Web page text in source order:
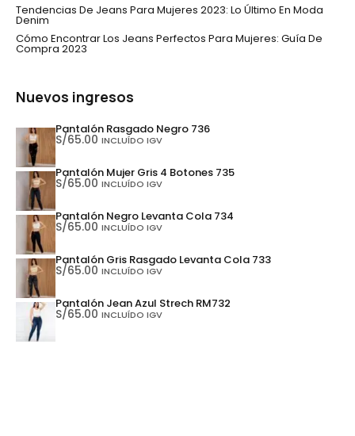
Tendencias De Jeans Para Mujeres 2023: Lo Último En Moda
Denim
Cómo Encontrar Los Jeans Perfectos Para Mujeres: Guía De
Compra 2023
Nuevos ingresos
Pantalón Rasgado Negro 736
S/65.00 INCLUÍDO IGV
Pantalón Mujer Gris 4 Botones 735
S/65.00 INCLUÍDO IGV
Pantalón Negro Levanta Cola 734
S/65.00 INCLUÍDO IGV
Pantalón Gris Rasgado Levanta Cola 733
S/65.00 INCLUÍDO IGV
Pantalón Jean Azul Strech RM732
S/65.00 INCLUÍDO IGV